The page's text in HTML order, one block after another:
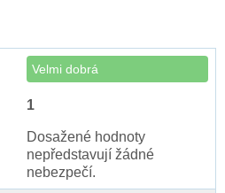
Velmi dobrá
1
Dosažené hodnoty
nepředstavují žádné
nebezpečí.